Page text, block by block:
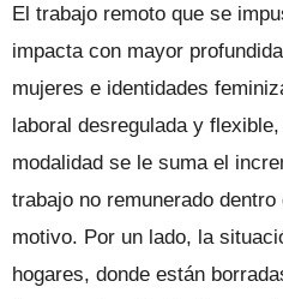
El trabajo remoto que se
impacta con mayor
mujeres e identidades
laboral desregulada y
modalidad se le suma el
trabajo no remunerado
motivo. Por un lado, la
hogares, donde están